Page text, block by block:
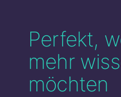
Perfekt,
mehr
möchten